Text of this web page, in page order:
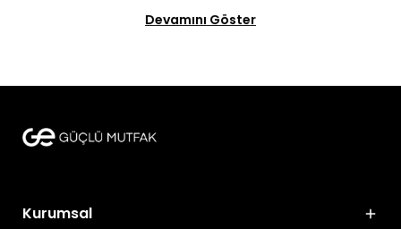
Devamını Göster
Kurumsal